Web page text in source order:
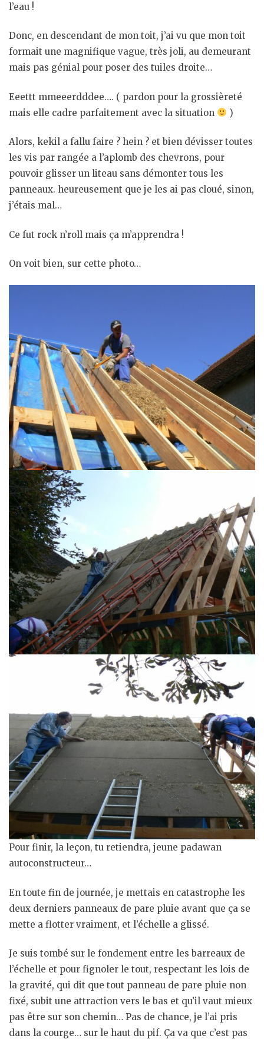
l’eau !
Donc, en descendant de mon toit, j’ai vu que mon toit
formait une magnifique vague, très joli, au demeurant
mais pas génial pour poser des tuiles droite…
Eeettt mmeeerdddee…. ( pardon pour la grossièreté
mais elle cadre parfaitement avec la situation
)
Alors, kekil a fallu faire ? hein ? et bien dévisser toutes
les vis par rangée a l’aplomb des chevrons, pour
pouvoir glisser un liteau sans démonter tous les
panneaux. heureusement que je les ai pas cloué, sinon,
j’étais mal…
Ce fut rock n’roll mais ça m’apprendra !
On voit bien, sur cette photo…
Pour finir, la leçon, tu retiendra, jeune padawan
autoconstructeur…
En toute fin de journée, je mettais en catastrophe les
deux derniers panneaux de pare pluie avant que ça se
mette a flotter vraiment, et l’échelle a glissé.
Je suis tombé sur le fondement entre les barreaux de
l’échelle et pour fignoler le tout, respectant les lois de
la gravité, qui dit que tout panneau de pare pluie non
fixé, subit une attraction vers le bas et qu’il vaut mieux
pas être sur son chemin… Pas de chance, je l’ai pris
dans la courge… sur le haut du pif. Ça va que c’est pas